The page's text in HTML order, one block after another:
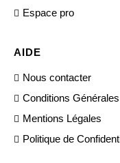
Espace pro
AIDE
Nous contacter
Conditions
Mentions Légales
Politique de